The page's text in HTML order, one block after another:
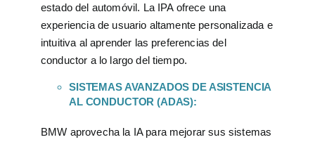
estado del automóvil. La IPA ofrece una
experiencia de usuario altamente personalizada e
intuitiva al aprender las preferencias del
conductor a lo largo del tiempo.
SISTEMAS AVANZADOS DE ASISTENCIA
AL CONDUCTOR (ADAS):
BMW aprovecha la IA para mejorar sus sistemas